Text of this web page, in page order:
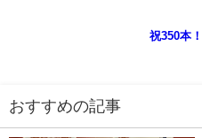
祝350本
おすすめの記事